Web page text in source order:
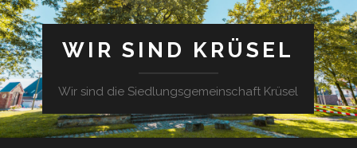
WIR SIND KRÜSEL
Wir sind die Siedlungsgemeinschaft Krüsel